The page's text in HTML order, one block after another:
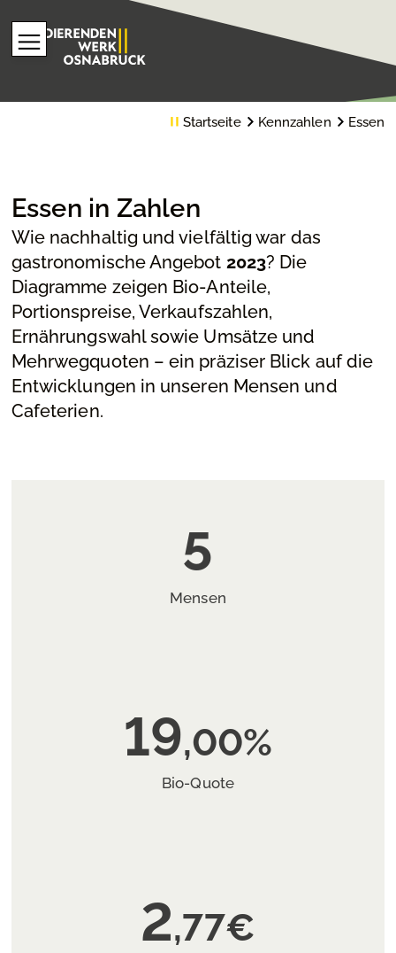
Startseite Kennzahlen Essen
Essen in Zahlen
Wie nachhaltig und vielfältig war das
gastronomische Angebot 2023? Die
Diagramme zeigen Bio-Anteile,
Portionspreise, Verkaufszahlen,
Ernährungswahl sowie Umsätze und
Mehrwegquoten – ein präziser Blick auf die
Entwicklungen in unseren Mensen und
Cafeterien.
5
Mensen
19,00%
Bio-Quote
2,77€